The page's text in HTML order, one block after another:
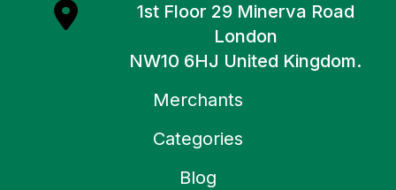
1st Floor 29 Minerva Road
London
NW10 6HJ United Kingdom.
Merchants
Categories
Blog